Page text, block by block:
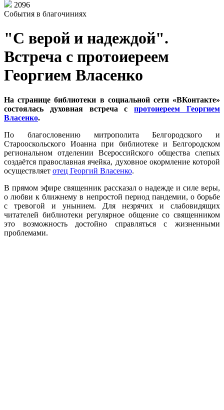
2096
События в благочиниях
"С верой и надеждой".
Встреча с протоиереем
Георгием Власенко
На странице библиотеки в социальной сети «ВКонтакте»
состоялась духовная встреча спротоиереем Георгием
Власенко.
По благословению митрополита Белгородского и
Старооскольского Иоанна при библиотеке и Белгородском
региональном отделении Всероссийского общества слепых
создаётся православная ячейка, духовное окормление которой
осуществляет отец Георгий Власенко.
В прямом эфире священник рассказал о надежде и силе веры,
о любви к ближнему в непростой период пандемии, о борьбе
с тревогой и унынием. Для незрячих и слабовидящих
читателей библиотеки регулярное общение со священником
это возможность достойно справляться с жизненными
проблемами.